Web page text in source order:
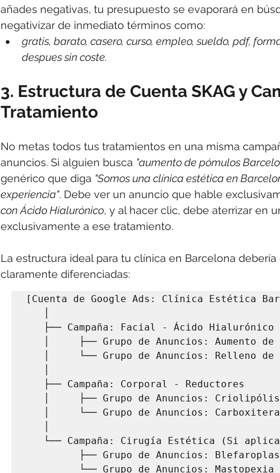
añades negativas, tu presupuesto se evaporará en
negativizar de inmediato términos como:
gratis, barato, casero, curso, empleo, sueldo, pdf,
despues sin coste.
3. Estructura de Cuenta SKAG y
Tratamiento
No metas todos tus tratamientos en una misma
anuncios. Si alguien busca "aumento de pómulos
genérico que diga "Somos una clínica estética en
experiencia". Debe ver un anuncio que hable
con Ácido Hialurónico, y al hacer clic, debe aterrizar en
exclusivamente a ese tratamiento.
La estructura ideal para tu clínica en Barcelona
claramente diferenciadas:
[Cuenta de Google Ads: Clínica Estética